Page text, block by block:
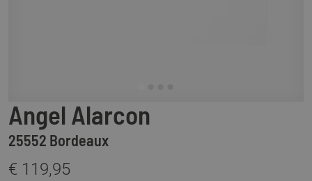
Angel Alarcon
25552 Bordeaux
€ 119,95